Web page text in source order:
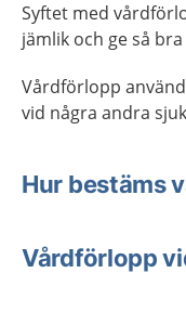
Syftet med
jämlik och ge så
Vårdförlopp
vid några andra
Hur bestäms
Vårdförlopp